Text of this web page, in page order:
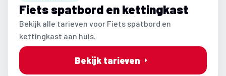
Fiets spatbord en kettingkast
Bekijk alle tarieven voor Fiets spatbord en
kettingkast aan huis.
Bekijk tarieven